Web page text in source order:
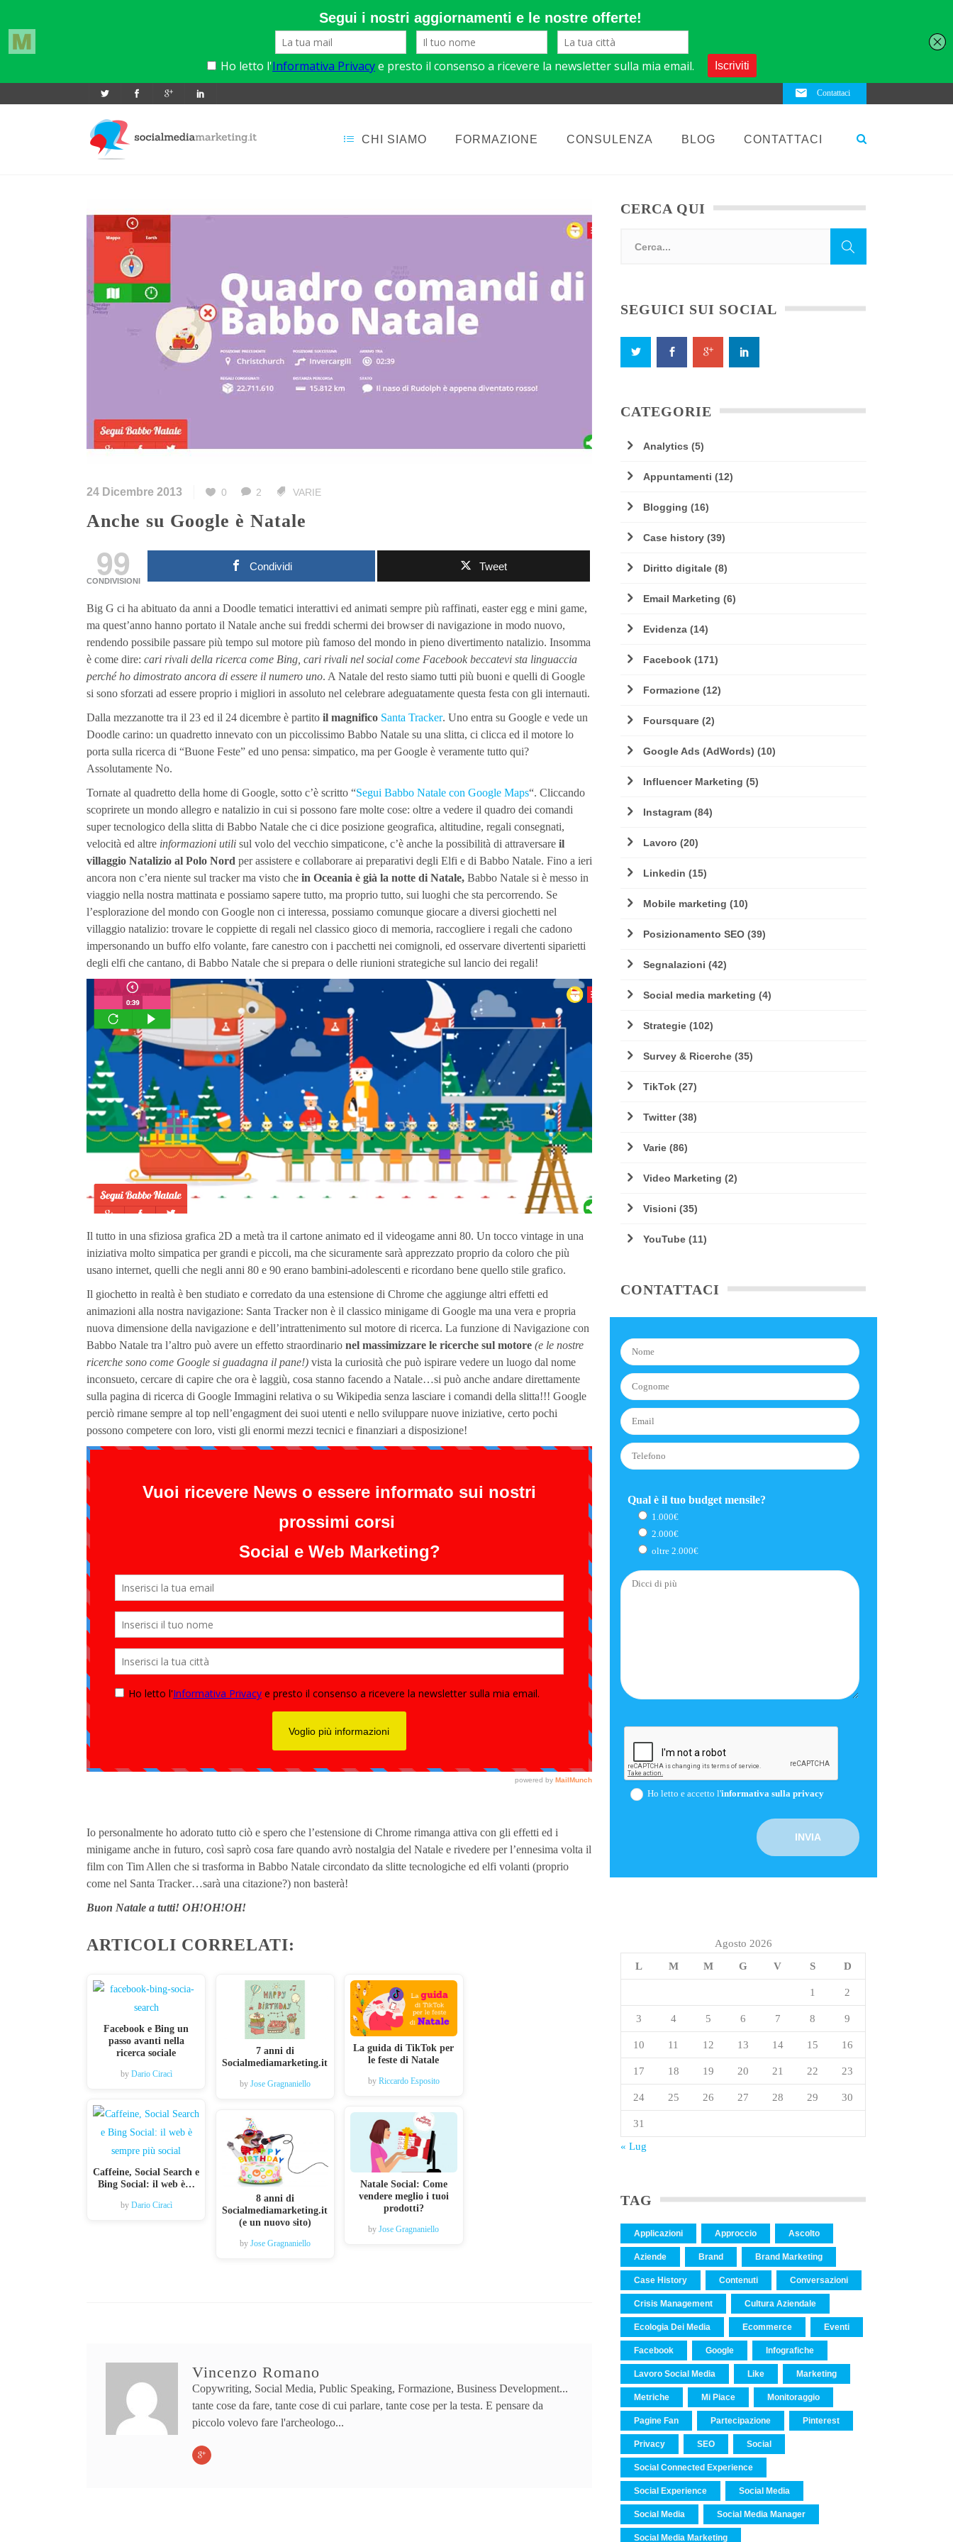
Contattaci
CHI SIAMO FORMAZIONE CONSULENZA BLOG CONTATTACI
24 Dicembre 2013 0 2 VARIE
Anche su Google è Natale
99
CONDIVISIONI
Condividi Tweet
Big G ci ha abituato da anni a Doodle tematici interattivi ed animati sempre più raffinati, easter egg e mini game,
ma quest’anno hanno portato il Natale anche sui freddi schermi dei browser di navigazione in modo nuovo,
rendendo possibile passare più tempo sul motore più famoso del mondo in pieno divertimento natalizio. Insomma
è come dire: cari rivali della ricerca come Bing, cari rivali nel social come Facebook beccatevi sta linguaccia
perché ho dimostrato ancora di essere il numero uno. A Natale del resto siamo tutti più buoni e quelli di Google
si sono sforzati ad essere proprio i migliori in assoluto nel celebrare adeguatamente questa festa con gli internauti.
Dalla mezzanotte tra il 23 ed il 24 dicembre è partito il magnifico Santa Tracker. Uno entra su Google e vede un
Doodle carino: un quadretto innevato con un piccolissimo Babbo Natale su una slitta, ci clicca ed il motore lo
porta sulla ricerca di “Buone Feste” ed uno pensa: simpatico, ma per Google è veramente tutto qui?
Assolutamente No.
Tornate al quadretto della home di Google, sotto c’è scritto “Segui Babbo Natale con Google Maps“. Cliccando
scoprirete un mondo allegro e natalizio in cui si possono fare molte cose: oltre a vedere il quadro dei comandi
super tecnologico della slitta di Babbo Natale che ci dice posizione geografica, altitudine, regali consegnati,
velocità ed altre informazioni utili sul volo del vecchio simpaticone, c’è anche la possibilità di attraversare il
villaggio Natalizio al Polo Nord per assistere e collaborare ai preparativi degli Elfi e di Babbo Natale. Fino a ieri
ancora non c’era niente sul tracker ma visto che in Oceania è già la notte di Natale, Babbo Natale si è messo in
viaggio nella nostra mattinata e possiamo sapere tutto, ma proprio tutto, sui luoghi che sta percorrendo. Se
l’esplorazione del mondo con Google non ci interessa, possiamo comunque giocare a diversi giochetti nel
villaggio natalizio: trovare le coppiette di regali nel classico gioco di memoria, raccogliere i regali che cadono
impersonando un buffo elfo volante, fare canestro con i pacchetti nei comignoli, ed osservare divertenti siparietti
degli elfi che cantano, di Babbo Natale che si prepara o delle riunioni strategiche sul lancio dei regali!
Il tutto in una sfiziosa grafica 2D a metà tra il cartone animato ed il videogame anni 80. Un tocco vintage in una
iniziativa molto simpatica per grandi e piccoli, ma che sicuramente sarà apprezzato proprio da coloro che più
usano internet, quelli che negli anni 80 e 90 erano bambini-adolescenti e ricordano bene quello stile grafico.
Il giochetto in realtà è ben studiato e corredato da una estensione di Chrome che aggiunge altri effetti ed
animazioni alla nostra navigazione: Santa Tracker non è il classico minigame di Google ma una vera e propria
nuova dimensione della navigazione e dell’intrattenimento sul motore di ricerca. La funzione di Navigazione con
Babbo Natale tra l’altro può avere un effetto straordinario nel massimizzare le ricerche sul motore (e le nostre
ricerche sono come Google si guadagna il pane!) vista la curiosità che può ispirare vedere un luogo dal nome
inconsueto, cercare di capire che ora è laggiù, cosa stanno facendo a Natale…si può anche andare direttamente
sulla pagina di ricerca di Google Immagini relativa o su Wikipedia senza lasciare i comandi della slitta!!! Google
perciò rimane sempre al top nell’engagment dei suoi utenti e nello sviluppare nuove iniziative, certo pochi
possono competere con loro, visti gli enormi mezzi tecnici e finanziari a disposizione!
Io personalmente ho adorato tutto ciò e spero che l’estensione di Chrome rimanga attiva con gli effetti ed i
minigame anche in futuro, così saprò cosa fare quando avrò nostalgia del Natale e rivedere per l’ennesima volta il
film con Tim Allen che si trasforma in Babbo Natale circondato da slitte tecnologiche ed elfi volanti (proprio
come nel Santa Tracker…sarà una citazione?) non basterà!
Buon Natale a tutti! OH!OH!OH!
ARTICOLI CORRELATI:
Facebook e Bing un
passo avanti nella
ricerca sociale
by Dario Ciracì
Caffeine, Social Search e
Bing Social: il web è…
by Dario Ciracì
7 anni di
Socialmediamarketing.it
by Jose Gragnaniello
8 anni di
Socialmediamarketing.it
(e un nuovo sito)
by Jose Gragnaniello
La guida di TikTok per
le feste di Natale
by Riccardo Esposito
Natale Social: Come
vendere meglio i tuoi
prodotti?
byJose Gragnaniello
Vincenzo Romano
Copywriting, Social Media, Public Speaking, Formazione, Business Development...
tante cose da fare, tante cose di cui parlare, tante cose per la testa. E pensare da
piccolo volevo fare l'archeologo...
CERCA QUI
SEGUICI SUI SOCIAL
CATEGORIE
Analytics (5)
Appuntamenti (12)
Blogging (16)
Case history (39)
Diritto digitale (8)
Email Marketing (6)
Evidenza (14)
Facebook (171)
Formazione (12)
Foursquare (2)
Google Ads (AdWords) (10)
Influencer Marketing (5)
Instagram (84)
Lavoro (20)
Linkedin (15)
Mobile marketing (10)
Posizionamento SEO (39)
Segnalazioni (42)
Social media marketing (4)
Strategie (102)
Survey & Ricerche (35)
TikTok (27)
Twitter(38)
Varie (86)
Video Marketing (2)
Visioni (35)
YouTube (11)
CONTATTACI
Qual è il tuo budget mensile?
1.000€
2.000€
oltre 2.000€
Ho letto e accetto l'informativa sulla privacy
Agosto 2026
L
M M G V S D
1 2
3 4 5 6 7 8 9
10 11 12 13 14 15 16
17 18 19 20 21 22 23
24 25 26 27 28 29 30
31
« Lug
TAG
Applicazioni Approccio Ascolto
Aziende Brand Brand Marketing
Case History Contenuti Conversazioni
Crisis Management Cultura Aziendale
Ecologia Dei Media Ecommerce Eventi
Facebook Google Infografiche
Lavoro Social Media Like Marketing
Metriche Mi Piace Monitoraggio
Pagine Fan Partecipazione Pinterest
Privacy SEO Social
Social Connected Experience
Social Experience Social Media
Social Media Social Media Manager
Social Media Marketing